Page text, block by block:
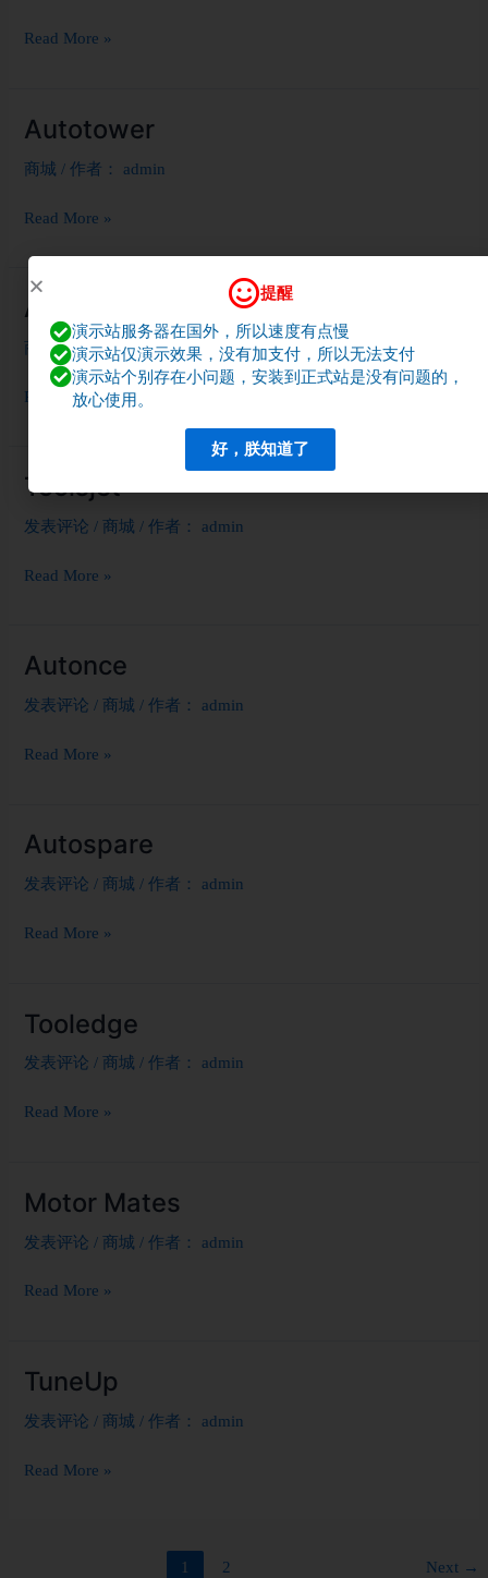
Read More »
Autotower
商城 / 作者： admin
Autotower
Read More »
Autofoxy
商城/ 作者： admin
Read More »
Toolsjet
发表评论 /商城 / 作者： admin
Toolsjet
Read More »
Autonce
发表评论 /商城 / 作者： admin
Autonce
Read More »
Autospare
发表评论 /商城 / 作者： admin
Autospare
Read More »
Tooledge
发表评论 /商城 / 作者： admin
Tooledge
Read More »
Motor Mates
发表评论 /商城 / 作者： admin
Motor
Read More »
TuneUp
发表评论 /商城 / 作者： admin
TuneUp
Read More »
1 2 Next →
提醒
演示站服务器在国外，所以速度有点慢
演示站仅演示效果，没有加支付，所以无法支付
演示站个别存在小问题，安装到正式站是没有问题的，
放心使用。
好，朕知道了